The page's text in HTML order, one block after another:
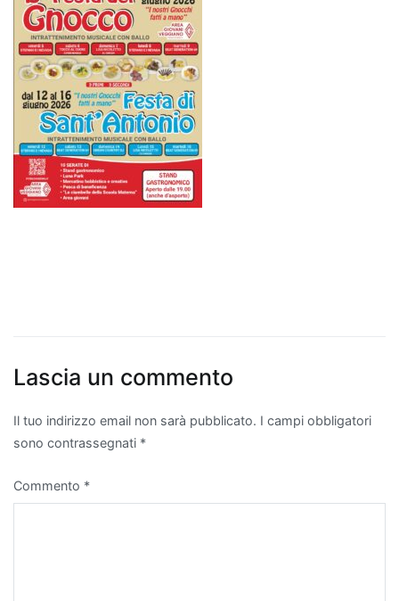
Lascia un commento
Il tuo indirizzo email non sarà pubblicato. I campi obbligatori
sono contrassegnati *
Commento *